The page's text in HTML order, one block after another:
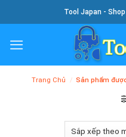
To
Content
Tool Japan -
Trang Chủ / Sản phẩm